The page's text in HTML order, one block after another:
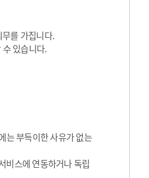
를 가집니다.
있습니다.
는 부득이한 사유가 없는
비스에 연동하거나 독립